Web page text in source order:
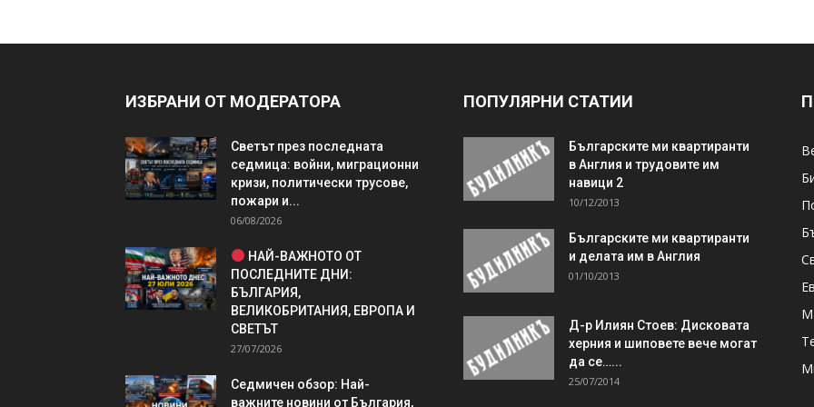
ИЗБРАНИ ОТ МОДЕРАТОРА
Светът през последната
седмица: войни, миграционни
кризи, политически трусове,
пожари и...
06/08/2026
НАЙ-ВАЖНОТО ОТ
ПОСЛЕДНИТЕ ДНИ:
БЪЛГАРИЯ,
ВЕЛИКОБРИТАНИЯ, ЕВРОПА И
СВЕТЪТ
27/07/2026
Седмичен обзор: Най-
важните новини от България,
ПОПУЛЯРНИ СТАТИИ
Българските ми квартиранти
в Англия и трудовите им
навици 2
10/12/2013
Българските ми квартиранти
и делата им в Англия
01/10/2013
Д-р Илиян Стоев: Дисковата
херния и шиповете вече могат
да се…...
25/07/2014